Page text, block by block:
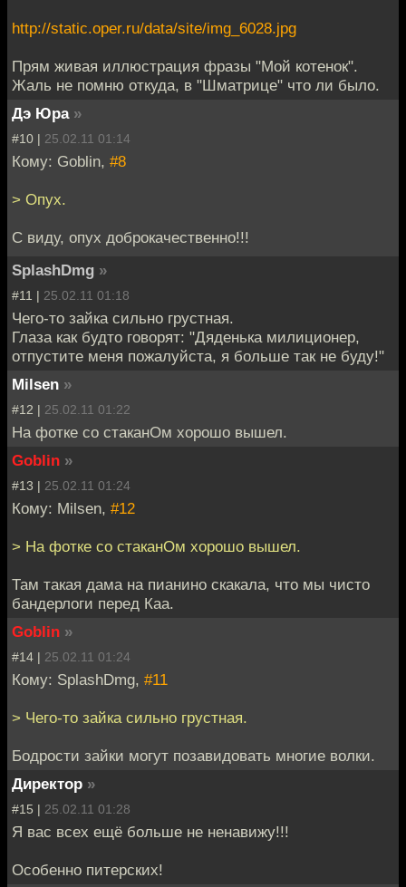
http://static.oper.ru/data/site/img_6028.jpg
Прям живая иллюстрация фразы "Мой котенок".
Жаль не помню откуда, в "Шматрице" что ли было.
Дэ Юра »
#10 | 25.02.11 01:14
Кому: Goblin, #8
> Опух.
С виду, опух доброкачественно!!!
SplashDmg »
#11 | 25.02.11 01:18
Чего-то зайка сильно грустная.
Глаза как будто говорят: "Дяденька милиционер,
отпустите меня пожалуйста, я больше так не буду!"
Milsen »
#12 | 25.02.11 01:22
На фотке со стаканОм хорошо вышел.
Goblin »
#13 | 25.02.11 01:24
Кому: Milsen, #12
> На фотке со стаканОм хорошо вышел.
Там такая дама на пианино скакала, что мы чисто
бандерлоги перед Каа.
Goblin »
#14 | 25.02.11 01:24
Кому: SplashDmg, #11
> Чего-то зайка сильно грустная.
Бодрости зайки могут позавидовать многие волки.
Директор »
#15 | 25.02.11 01:28
Я вас всех ещё больше не ненавижу!!!
Особенно питерских!